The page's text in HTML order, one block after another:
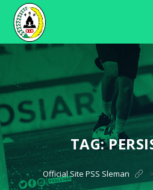
TAG:
Official Site PSS Sleman >